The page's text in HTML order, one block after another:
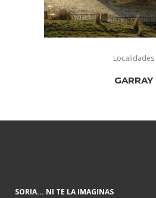
Localidades
GARRAY
SORIA... NI TE LA IMAGINAS